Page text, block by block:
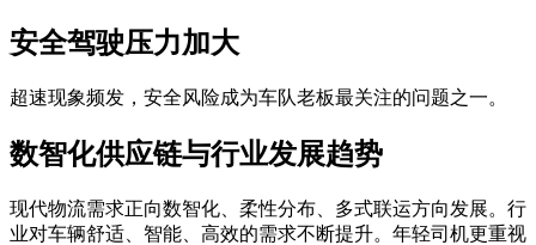
安全驾驶压力加大
超速现象频发，安全风险成为车队老板最关注的问题之一。
数智化供应链与行业发展趋势
现代物流需求正向数智化、柔性分布、多式联运方向发展。行
业对车辆舒适、智能、高效的需求不断提升。年轻司机更重视